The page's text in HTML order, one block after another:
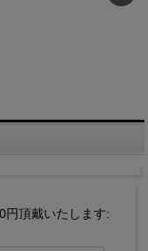
頂戴いたします: